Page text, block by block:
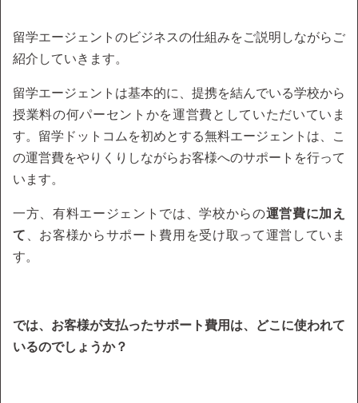
留学エージェントのビジネスの仕組みをご説明しながらご
紹介していきます。
留学エージェントは基本的に、提携を結んでいる学校から
授業料の何パーセントかを運営費としていただいていま
す。留学ドットコムを初めとする無料エージェントは、こ
の運営費をやりくりしながらお客様へのサポートを行って
います。
一方、有料エージェントでは、学校からの運営費に加え
て 、お客様からサポート費用を受け取って運営していま
す。
では、お客様が支払ったサポート費用は、どこに使われて
いるのでしょうか？